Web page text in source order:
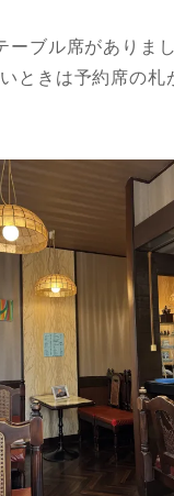
ーブル席がありま
ときは予約席の札